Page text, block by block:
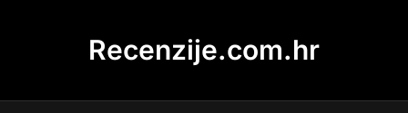
Recenzije.com.hr